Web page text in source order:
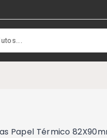
Papel Térmico